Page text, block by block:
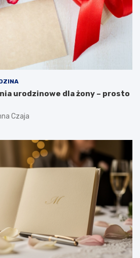
urodzinowe dla żony – prosto
Czaja